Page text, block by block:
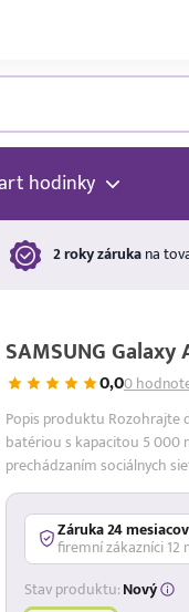
hodinky
2 roky zárukana
SAMSUNG Galaxy
0,00
Popis produktu Rozohrajte
batériou s kapacitou 5 000
prechádzaním sociálnych
Záruka 24 mesiacov
firemní zákazníci 12
Stav produktu:Nový